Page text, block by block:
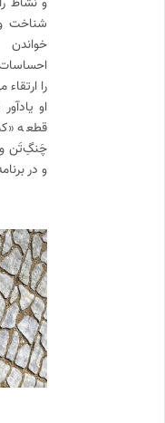
شناخت و
خواندن
را
او
قطعه
چَنگ‌ِتَن و
و در